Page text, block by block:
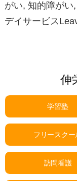
がい, 知的障がい,
デイサービス
伸
学習塾
フリースクー
訪問看護